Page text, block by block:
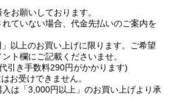
お願いしております。
ていない場合、代金先払いのご案内を
以上のお買い上げに限ります。ご希望
ト欄にご記載くださいませ。
引き手数料290円がかかります)
お受けできません。
は「3,000円以上」のお買い上げより承